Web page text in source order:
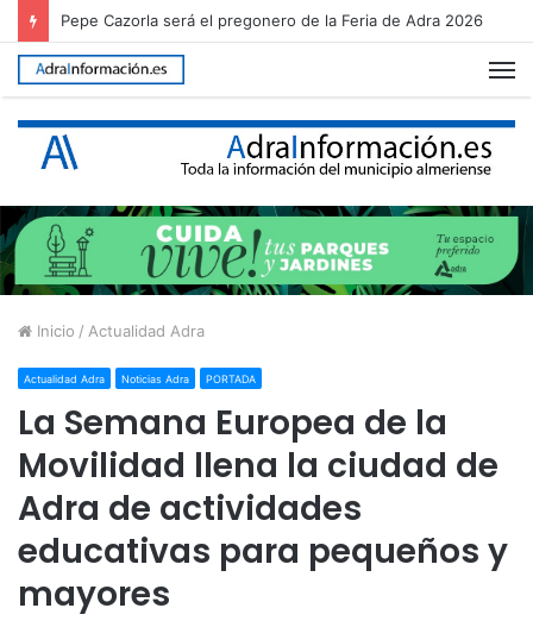
Pepe Cazorla será el pregonero de la Feria de Adra 2026
Inicio / Actualidad Adra
Actualidad Adra Noticias Adra PORTADA
La Semana Europea de la
Movilidad llena la ciudad de
Adra de actividades
educativas para pequeños y
mayores